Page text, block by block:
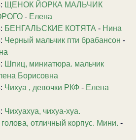
ЩЕНОК ЙОРКА МАЛЬЧИК
- Елена
БЕНГАЛЬСКИЕ КОТЯТА - Нина
Черный мальчик пти брабансон -
Шпиц, миниатюра. мальчик
Борисовна
Чихуа , девочки РКФ - Елена
Чихуахуа, чихуа-хуа.
отличный корпус. Мини. -